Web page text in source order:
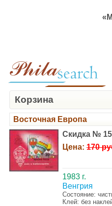
Корзина
Восточная Европа
Скидка №
Цена: 170
1983 г.
Венгрия
Состояние:
Клей: без